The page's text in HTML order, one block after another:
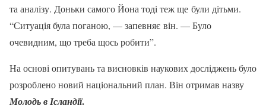
та аналізу. Доньки самого Йона тоді теж ще були дітьми.
“Ситуація була поганою, — запевняє він. — Було
очевидним, що треба щось робити”.
На основі опитувань та висновків наукових досліджень було
розроблено новий національний план. Він отримав назву
Молодь в Ісландії.